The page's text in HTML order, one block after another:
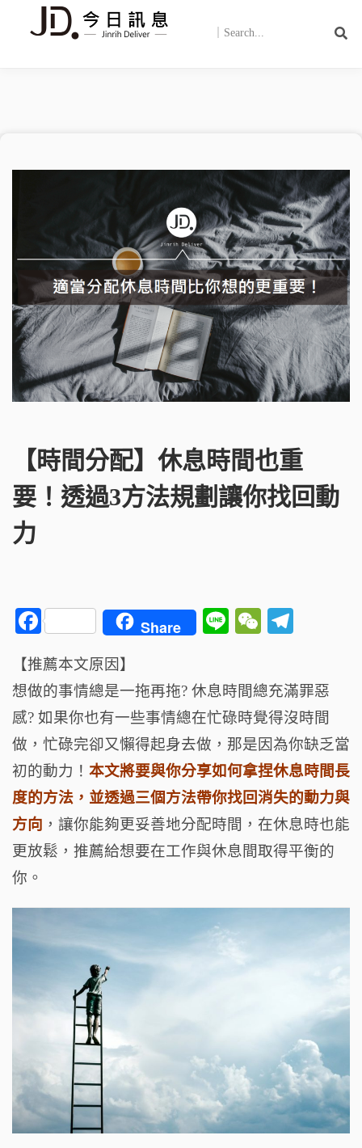
【時間分配】休息時間也重
要！透過3方法規劃讓你找回動
力
F
c
e
b
o
o
k
Share
Li W
h
a
t
g
ra
m
【推薦本文原因】
想做的事情總是一拖再拖? 休息時間總充滿罪惡
感? 如果你也有一些事情總在忙碌時覺得沒時間
做，忙碌完卻又懶得起身去做，那是因為你缺乏當
初的動力！ 本文將要與你分享如何拿捏休息時間長
度的方法，並透過三個方法帶你找回消失的動力與
方向 ，讓你能夠更妥善地分配時間，在休息時也能
更放鬆，推薦給想要在工作與休息間取得平衡的
你。